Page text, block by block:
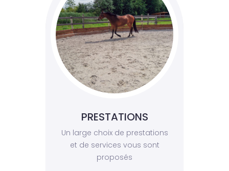
PRESTATIONS
Un large choix de prestations
et de services vous sont
proposés